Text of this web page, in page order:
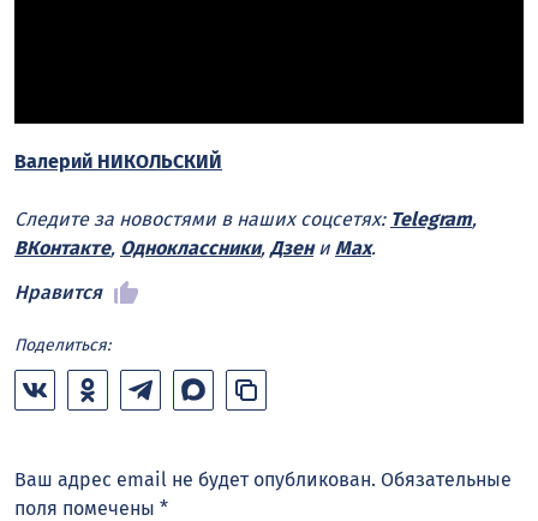
Валерий НИКОЛЬСКИЙ
Следите за новостями в наших соцсетях: Telegram,
ВКонтакте, Одноклассники, Дзени Max.
Нравится
Поделиться:
Ваш адрес email не будет опубликован. Обязательные
поля помечены *